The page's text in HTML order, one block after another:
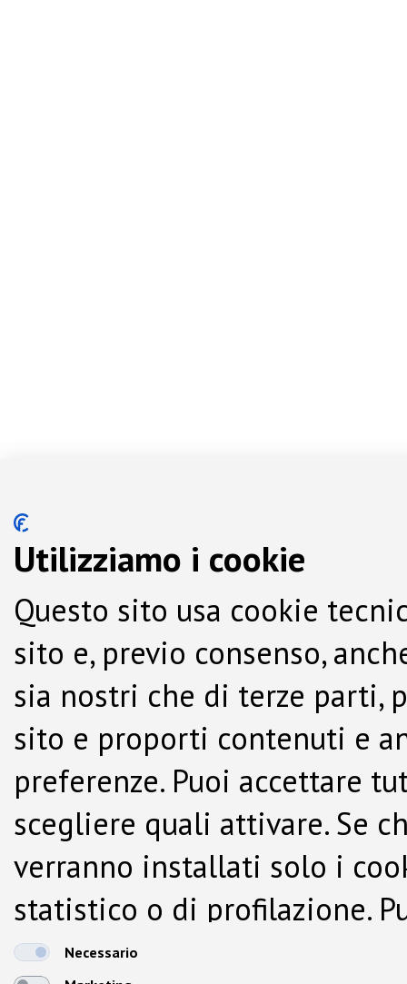
Utilizziamo i cookie
Questo sito usa cookie
sito e, previo consenso,
sia nostri che di terze parti,
sito e proporti contenuti e
preferenze. Puoi accettare
scegliere quali attivare. Se
verranno installati solo i
statistico o di profilazione.
dalla Cookie Policy.
Necessario